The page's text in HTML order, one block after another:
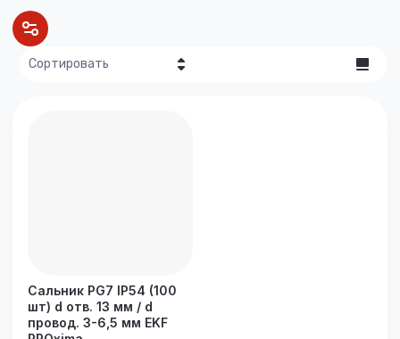
Сортировать
Сальник PG7 IP54 (100
шт) d отв. 13 мм / d
провод. 3-6,5 мм EKF